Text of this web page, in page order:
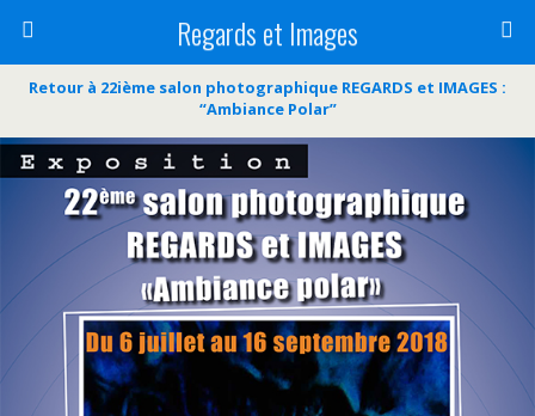
Regards et Images
Retour à 22ième salon photographique REGARDS et IMAGES :
“Ambiance Polar”